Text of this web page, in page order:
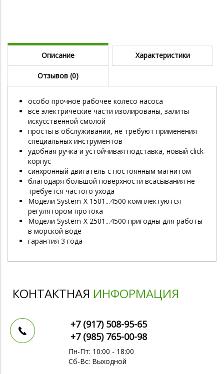
Описание Характеристики
Отзывов (0)
особо прочное рабочее колесо насоса
все электрические части изолированы, залиты
искусственной смолой
просты в обслуживании, не требуют применения
специальных инструментов
удобная ручка и устойчивая подставка, новый click-
корпус
синхронный двигатель с постоянным магнитом
благодаря большой поверхности всасывания не
требуется частого ухода
Модели System-X 1501...4500 комплектуются
регулятором протока
Модели System-X 2501...4500 пригодны для работы
в морской воде
гарантия 3 года
КОНТАКТНАЯ ИНФОРМАЦИЯ
+7 (917) 508-95-65
+7 (985) 765-00-98
Пн-Пт: 10:00 - 18:00
Сб-Вс: Выходной